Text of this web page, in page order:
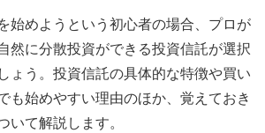
始めようという初心者の場合、プロが
然に分散投資ができる投資信託が選択
ょう。投資信託の具体的な特徴や買い
も始めやすい理由のほか、覚えておき
いて解説します。